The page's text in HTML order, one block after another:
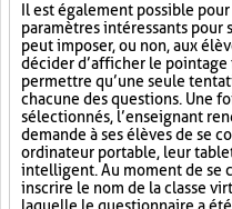
Il est également possible
paramètres intéressants
peut imposer, ou non, aux
décider d’afficher le
permettre qu’une seule
chacune des questions. Une
sélectionnés, l’enseignant
demande à ses élèves de se
ordinateur portable, leur
intelligent. Au moment de se
inscrire le nom de la classe